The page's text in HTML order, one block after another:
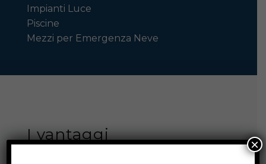
Impianti Luce
Piscine
Mezzi per Emergenza Neve
I vantaggi
×